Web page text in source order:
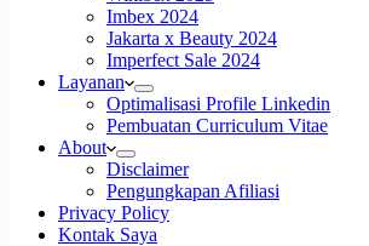
Imbex 2024
Jakarta x Beauty 2024
Imperfect Sale 2024
Layanan
Optimalisasi Profile Linkedin
Pembuatan Curriculum Vitae
About
Disclaimer
Pengungkapan Afiliasi
Privacy Policy
Kontak Saya